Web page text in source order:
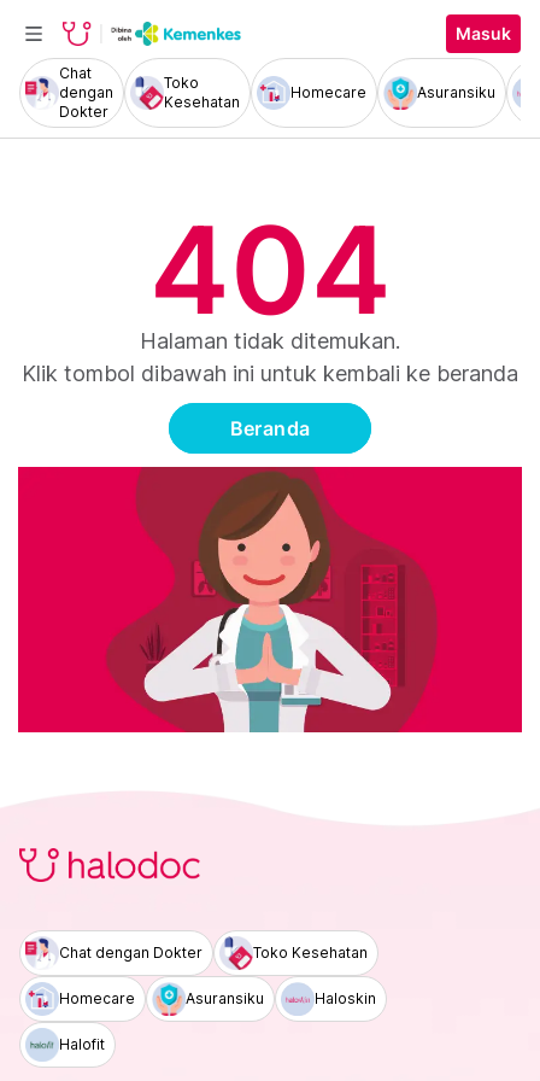
Masuk
Chat
dengan
Dokter
Toko
Kesehatan
Homecare Asuransiku
404
Halaman tidak ditemukan.
Klik tombol dibawah ini untuk kembali ke beranda
Beranda
Chat dengan Dokter Toko Kesehatan
Homecare Asuransiku Haloskin
Halofit